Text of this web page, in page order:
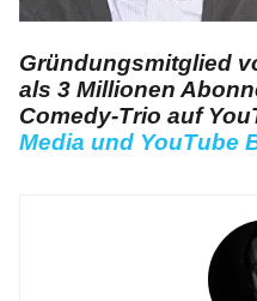
Gründungsmitglied
als 3 Millionen
Comedy-Trio auf
Media und YouTube